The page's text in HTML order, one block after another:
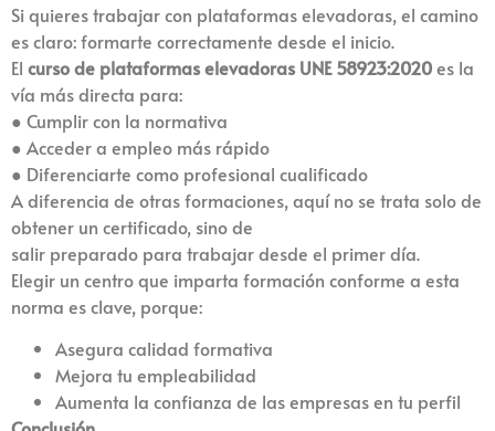
Si quieres trabajar con plataformas elevadoras, el camino
es claro: formarte correctamente desde el inicio.
El curso de plataformas elevadoras UNE 58923:2020es la
vía más directa para:
● Cumplir con la normativa
● Acceder a empleo más rápido
● Diferenciarte como profesional cualificado
A diferencia de otras formaciones, aquí no se trata solo de
obtener un certificado, sino de
salir preparado para trabajar desde el primer día.
Elegir un centro que imparta formación conforme a esta
norma es clave, porque:
Asegura calidad formativa
Mejora tu empleabilidad
Aumenta la confianza de las empresas en tu perfil